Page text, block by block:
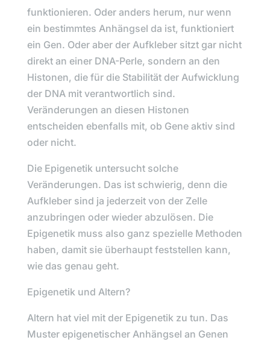
funktionieren. Oder anders herum, nur wenn
ein bestimmtes Anhängsel da ist, funktioniert
ein Gen. Oder aber der Aufkleber sitzt gar nicht
direkt an einer DNA-Perle, sondern an den
Histonen, die für die Stabilität der Aufwicklung
der DNA mit verantwortlich sind.
Veränderungen an diesen Histonen
entscheiden ebenfalls mit, ob Gene aktiv sind
oder nicht.
Die Epigenetik untersucht solche
Veränderungen. Das ist schwierig, denn die
Aufkleber sind ja jederzeit von der Zelle
anzubringen oder wieder abzulösen. Die
Epigenetik muss also ganz spezielle Methoden
haben, damit sie überhaupt feststellen kann,
wie das genau geht.
Epigenetik und Altern?
Altern hat viel mit der Epigenetik zu tun. Das
Muster epigenetischer Anhängsel an Genen